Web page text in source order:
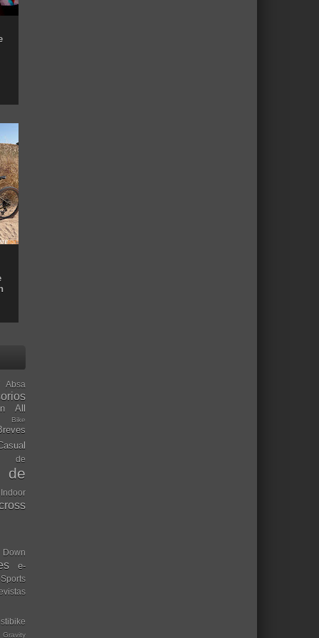
Absa
All
Bike
de
de
Down
e-
Gravity